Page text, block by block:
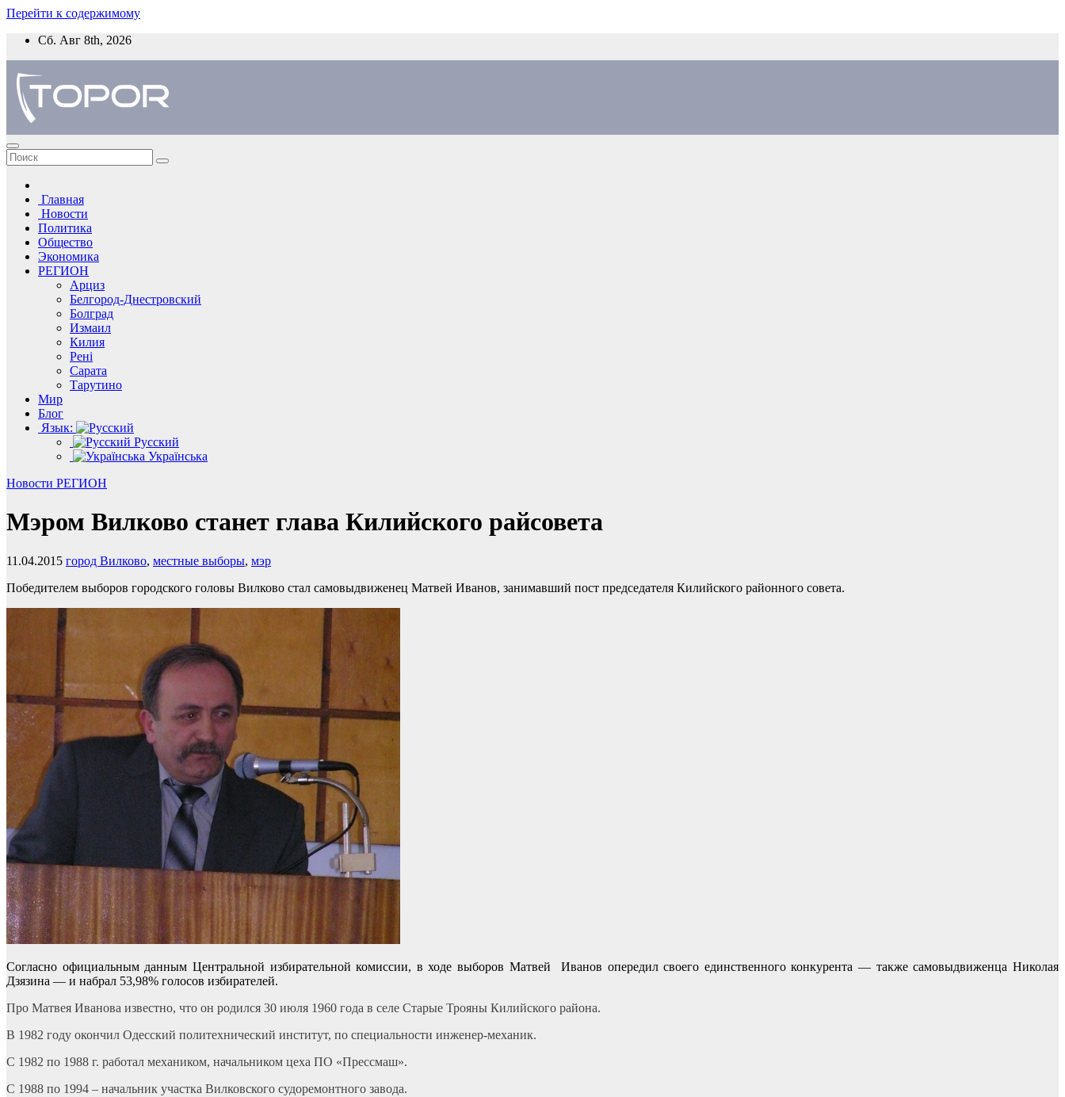
Перейти к содержимому
Сб. Авг 8th, 2026
Главная
Новости
Политика
Общество
Экономика
РЕГИОН
Арциз
Белгород-Днестровский
Болград
Измаил
Килия
Рені
Сарата
Тарутино
Мир
Блог
Язык:
Русский
Українська
Новости РЕГИОН
Мэром Вилково станет глава Килийского райсовета
11.04.2015 город Вилково, местные выборы, мэр
Победителем выборов городского головы Вилково стал самовыдвиженец Матвей Иванов, занимавший пост председателя Килийского районного совета.
Согласно официальным данным Центральной избирательной комиссии, в ходе выборов Матвей Иванов опередил своего единственного конкурента — также самовыдвиженца Николая
Дзязина — и набрал 53,98% голосов избирателей.
Про Матвея Иванова известно, что он родился 30 июля 1960 года в селе Старые Трояны Килийского района.
В 1982 году окончил Одесский политехнический институт, по специальности инженер-механик.
С 1982 по 1988 г. работал механиком, начальником цеха ПО «Прессмаш».
С 1988 по 1994 – начальник участка Вилковского судоремонтного завода.